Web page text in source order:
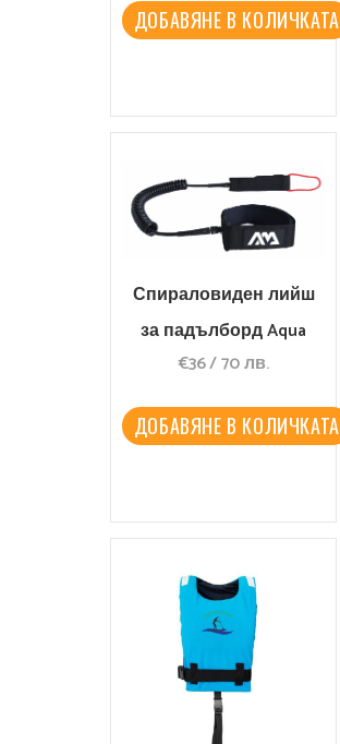
ДОБАВЯНЕ В КОЛИЧКАТА
Спираловиден лийш
за падълборд Aqua
Marina 10’/7mm
€36/70лв.
ДОБАВЯНЕ В КОЛИЧКАТА